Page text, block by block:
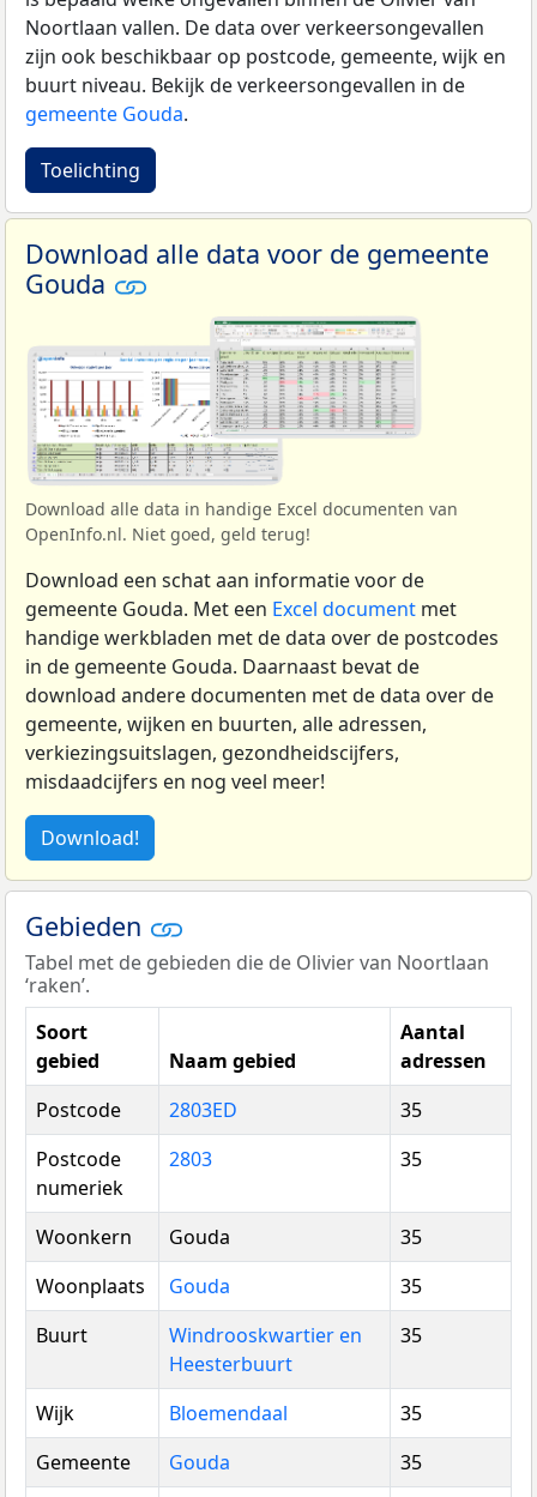
Noortlaan vallen. De data over verkeersongevallen
zijn ook beschikbaar op postcode, gemeente, wijk en
buurt niveau. Bekijk de verkeersongevallen in de
gemeente Gouda.
Toelichting
Download alle data voor de gemeente
Gouda
Download alle data in handige Excel documenten van
OpenInfo.nl. Niet goed, geld terug!
Download een schat aan informatie voor de
gemeente Gouda. Met een Excel document met
handige werkbladen met de data over de postcodes
in de gemeente Gouda. Daarnaast bevat de
download andere documenten met de data over de
gemeente, wijken en buurten, alle adressen,
verkiezingsuitslagen, gezondheidscijfers,
misdaadcijfers en nog veel meer!
Download!
Gebieden
Tabel met de gebieden die de Olivier van Noortlaan
‘raken’.
Soort
gebied
Naam gebied
Aantal
adressen
Postcode
2803ED
35
Postcode
numeriek
2803 35
Woonkern Gouda
35
Woonplaats
Gouda
35
Buurt
Windrooskwartier en
Heesterbuurt
35
Wijk Bloemendaal
35
Gemeente
Gouda
35